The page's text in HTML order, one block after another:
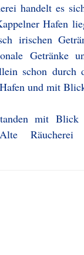
handelt es
Hafen
irischen
Getränke
schon durch
und mit
mit Blick